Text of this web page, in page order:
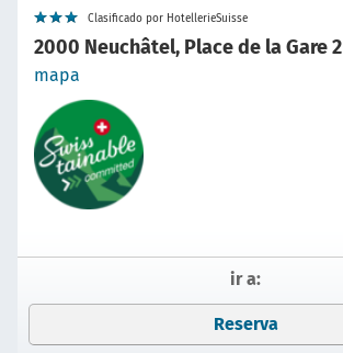
Clasificado por HotellerieSuisse
2000 Neuchâtel, Place de la Gare 2
mapa
ir a:
Reserva